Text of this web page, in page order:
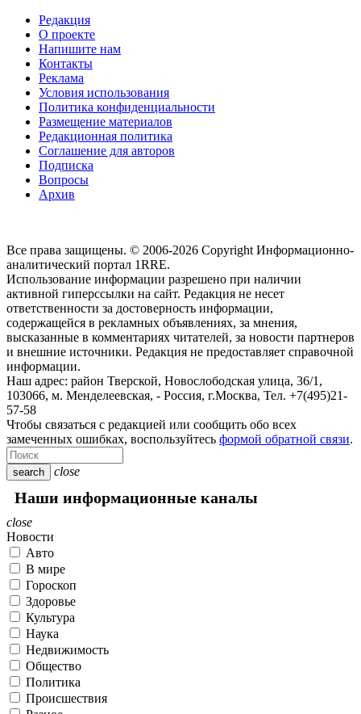
Редакция
О проекте
Напишите нам
Контакты
Реклама
Условия использования
Политика конфиденциальности
Размещение материалов
Редакционная политика
Соглашение для авторов
Подписка
Вопросы
Архив
Все права защищены. © 2006-2026 Copyright Информационно-
аналитический портал 1RRE.
Использование информации разрешено при наличии
активной гиперссылки на сайт. Редакция не несет
ответственности за достоверность информации,
содержащейся в рекламных объявлениях, за мнения,
высказанные в комментариях читателей, за новости партнеров
и внешние источники. Редакция не предоставляет справочной
информации.
Наш адрес: район Тверской, Новослободская улица, 36/1 ,
103066, м. Менделеевская, - Россия, г.Москва, Тел. +7(495)21-
57-58
Чтобы связаться с редакцией или сообщить обо всех
замеченных ошибках, воспользуйтесь формой обратной связи.
search close
Наши информационные каналы
close
Новости
Авто
В мире
Гороскоп
Здоровье
Культура
Наука
Недвижимость
Общество
Политика
Происшествия